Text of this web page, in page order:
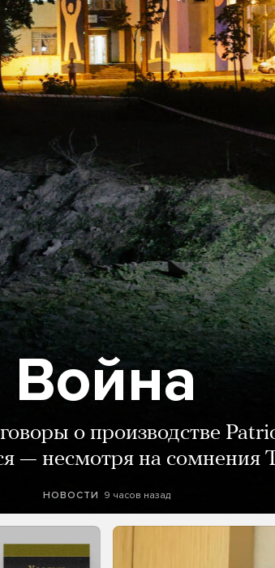
Война
о производстве
— несмотря на сомнения
НОВОСТИ 9 часов назад